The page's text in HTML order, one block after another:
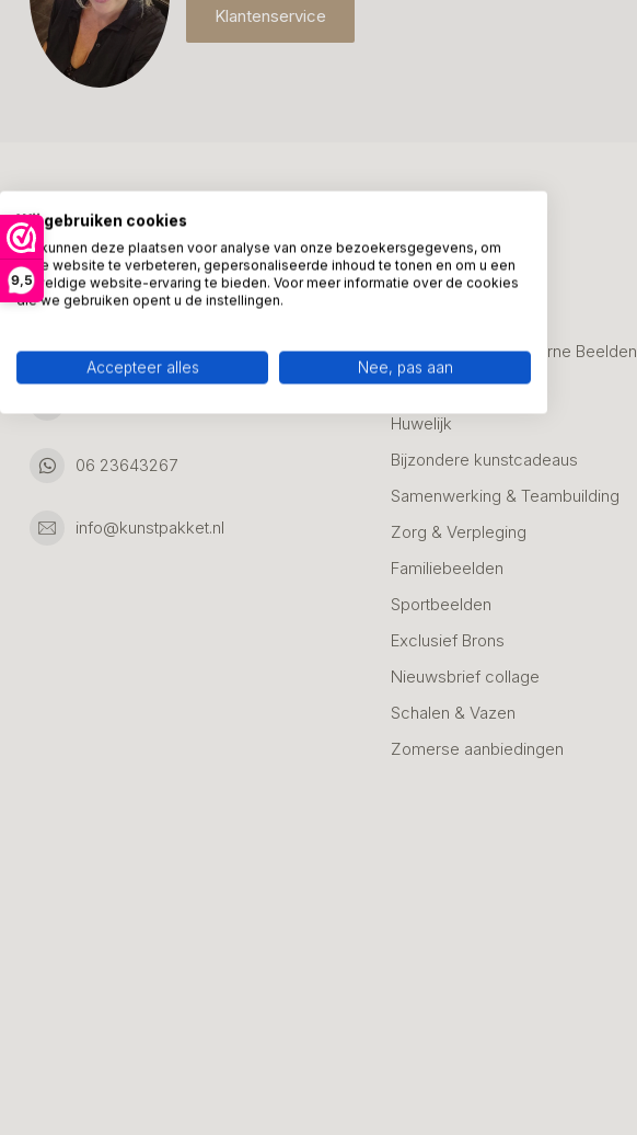
9,5
Klantenservice
Kunstpakket Nederland
Adresgegevens:
Ambachtsweg 46
06 23643267
info@kunstpakket.nl
Zakelijke Cadeaus
Bedanken
Alle Bronzen & Moderne Beelden
Geslaagd
Huwelijk
Bijzondere kunstcadeaus
Samenwerking & Teambuilding
Zorg & Verpleging
Familiebeelden
Sportbeelden
Exclusief Brons
Nieuwsbrief collage
Schalen & Vazen
Zomerse aanbiedingen
Wij gebruiken cookies
We kunnen deze plaatsen voor analyse van onze bezoekersgegevens, om
onze website te verbeteren, gepersonaliseerde inhoud te tonen en om u een
geweldige website-ervaring te bieden. Voor meer informatie over de cookies
die we gebruiken opent u de instellingen.
Accepteer alles Nee, pas aan